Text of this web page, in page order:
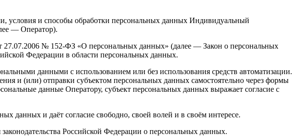
условия и способы обработки персональных данных Индивидуальный
— Оператор).
27.07.2006 № 152-ФЗ «О персональных данных» (далее — Закон о персональных
Федерации в области персональных данных.
данными с использованием или без использования средств автоматизации.
и (или) отправки субъектом персональных данных самостоятельно через формы
данные Оператору, субъект персональных данных выражает согласие с
данных и даёт согласие свободно, своей волей и в своём интересе.
Российской Федерации о персональных данных.